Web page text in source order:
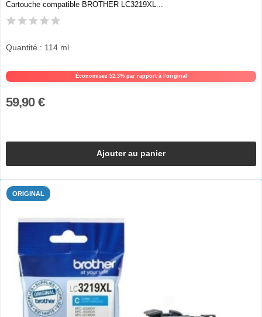
Cartouche compatible BROTHER LC3219XL...
Économisez 52.3% par rapport à l'original
Quantité : 114 ml
59,90 €
Ajouter au panier
ORIGINAL